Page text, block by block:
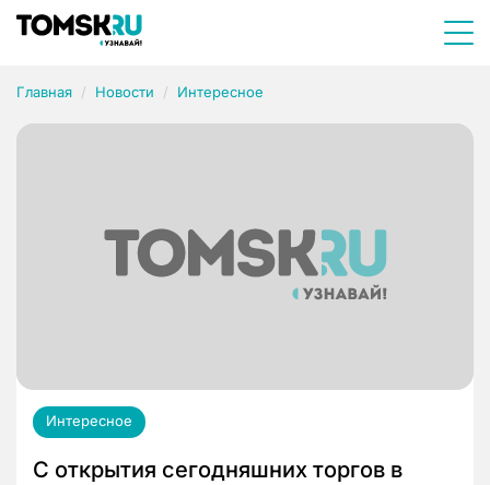
Главная Новости Интересное
Интересное
С открытия сегодняшних торгов в